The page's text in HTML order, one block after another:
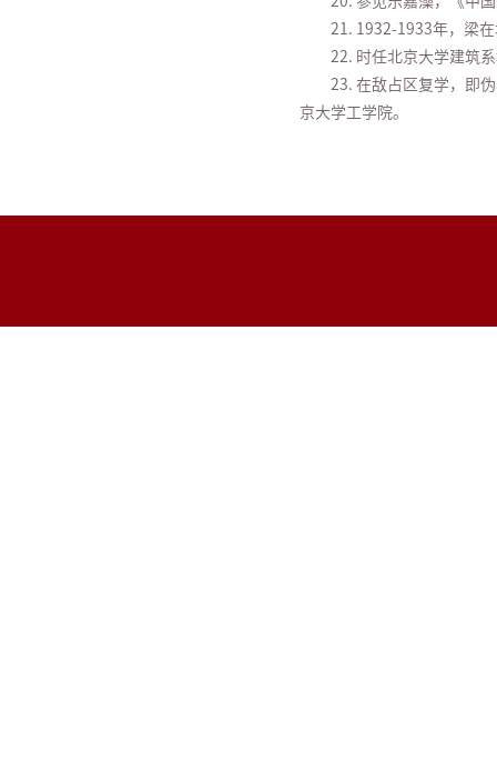
21. 1932-1933年，梁
22. 时任北京大学建筑
23. 在敌占区复学，即
京大学工学院。